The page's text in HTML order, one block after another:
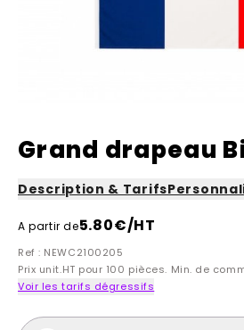
Grand drapeau
Description & Tarifs
A partir de5.80€/HT
Ref : NEWC2100205
Prix unit.HT pour 100 pièces. Min. de
Voir les tarifs dégressifs